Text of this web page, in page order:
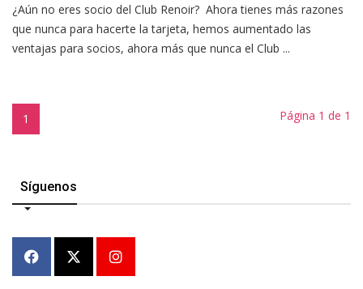
¿Aún no eres socio del Club Renoir? Ahora tienes más razones
que nunca para hacerte la tarjeta, hemos aumentado las
ventajas para socios, ahora más que nunca el Club ...
1 Página 1 de 1
Síguenos